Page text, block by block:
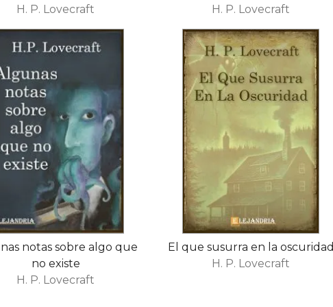
H. P. Lovecraft H. P. Lovecraft
notas sobre algo que
no existe
H. P. Lovecraft
El que susurra en la oscuridad
H. P. Lovecraft